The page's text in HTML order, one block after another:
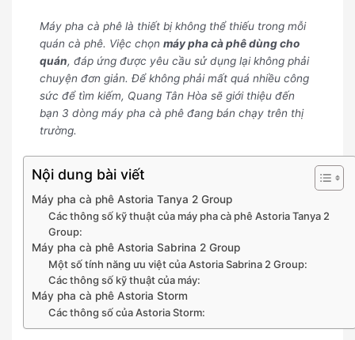
Máy pha cà phê là thiết bị không thể thiếu trong mỗi
quán cà phê. Việc chọn máy pha cà phê dùng cho
quán, đáp ứng được yêu cầu sử dụng lại không phải
chuyện đơn giản. Để không phải mất quá nhiều công
sức để tìm kiếm, Quang Tân Hòa sẽ giới thiệu đến
bạn 3 dòng máy pha cà phê đang bán chạy trên thị
trường.
Nội dung bài viết
Máy pha cà phê Astoria Tanya 2 Group
Các thông số kỹ thuật của máy pha cà phê Astoria Tanya 2
Group:
Máy pha cà phê Astoria Sabrina 2 Group
Một số tính năng ưu việt của Astoria Sabrina 2 Group:
Các thông số kỹ thuật của máy:
Máy pha cà phê Astoria Storm
Các thông số của Astoria Storm: